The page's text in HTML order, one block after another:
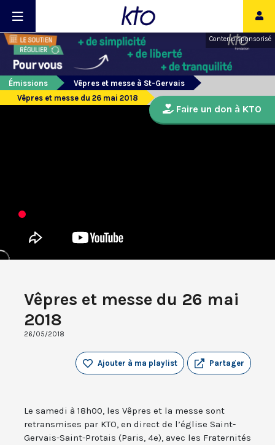
Contenu sponsorisé
Émissions
Vêpres et messe à St-Gervais
Vêpres et messe du 26 mai 2018
Vêpres et messe du 26 mai
2018
26/05/2018
Partager
Ajouter à ma playlist
Le samedi à 18h00, les Vêpres et la messe sont
retransmises par KTO, en direct de l’église Saint-
Gervais-Saint-Protais (Paris, 4e), avec les Fraternités
Faire un don à KTO